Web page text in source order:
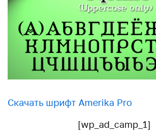
Скачать шрифт Amerika Pro
[wp_ad_camp_1]